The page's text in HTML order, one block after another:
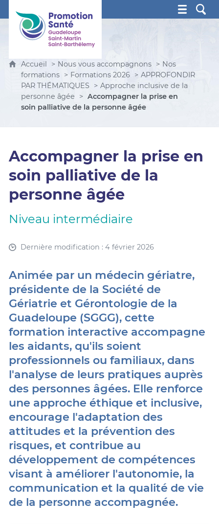
Promotion Santé Guadeloupe, Saint-Martin, Saint
Accueil Nous vous accompagnons
Nos
formations
Formations 2026
APPROFONDIR
PAR THÉMATIQUES
Approche inclusive de la
personne âgée
Accompagner la prise en
soin palliative de la personne âgée
Accompagner la prise en
soin palliative de la
personne âgée
Niveau intermédiaire
Dernière modification : 4 février 2026
Animée par un médecin gériatre,
présidente de la Société de
Gériatrie et Gérontologie de la
Guadeloupe (SGGG), cette
formation interactive accompagne
les aidants, qu'ils soient
professionnels ou familiaux, dans
l'analyse de leurs pratiques auprès
des personnes âgées. Elle renforce
une approche éthique et inclusive,
encourage l'adaptation des
attitudes et la prévention des
risques, et contribue au
développement de compétences
visant à améliorer l'autonomie, la
communication et la qualité de vie
de la personne accompagnée.